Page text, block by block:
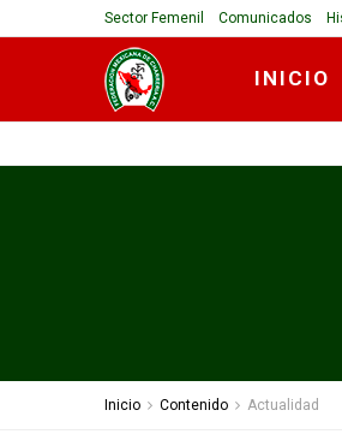
Sector Femenil Comunicados
INICIO
Inicio Contenido Actualidad